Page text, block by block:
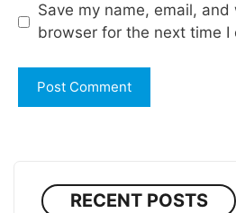
Save my name, email,
browser for the next time I
RECENT POSTS